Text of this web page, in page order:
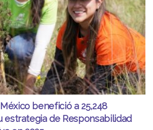
benefició a 25,248
estrategia de Responsabilidad